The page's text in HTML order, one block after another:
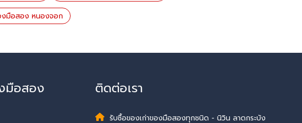
งมือสอง หนองจอก
มือสอง
ติดต่อเรา
รับซื้อของเก่าของมือสองทุกชนิด - นิวิน ลาดกระบัง